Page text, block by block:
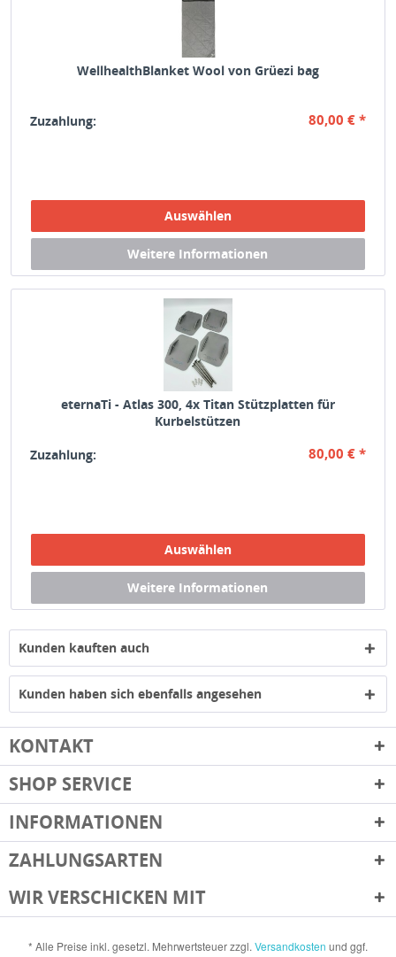
WellhealthBlanket Wool von Grüezi bag
Zuzahlung: 80,00 € *
eternaTi - Atlas 300, 4x Titan Stützplatten für
Kurbelstützen
Zuzahlung:
80,00 € *
Kunden kauften auch
Kunden haben sich ebenfalls angesehen
KONTAKT
SHOP SERVICE
INFORMATIONEN
ZAHLUNGSARTEN
WIR VERSCHICKEN MIT
* Alle Preise inkl. gesetzl. Mehrwertsteuer zzgl. Versandkosten und ggf.